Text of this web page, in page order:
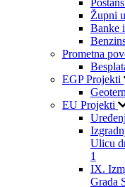
Župni
Banke
Prometna
EGP Projekti
EU Projekti
Ulicu
1
IX.
Grada